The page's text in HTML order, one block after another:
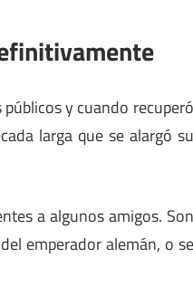
y cuando recuperó
larga que se alargó su
a algunos amigos. Son
emperador alemán, o se